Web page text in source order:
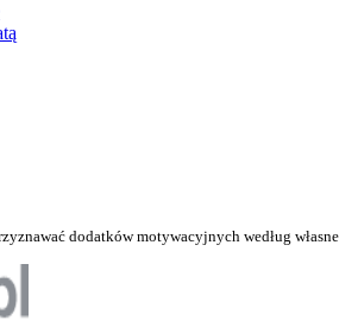
dodatków motywacyjnych według